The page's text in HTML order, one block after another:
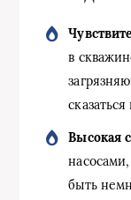
в
Высокая
быть